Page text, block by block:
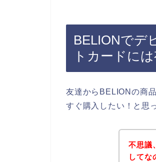
BELIONでデ
トカードに
友達からBELIONの商
すぐ購入したい！と思
不思議
してな